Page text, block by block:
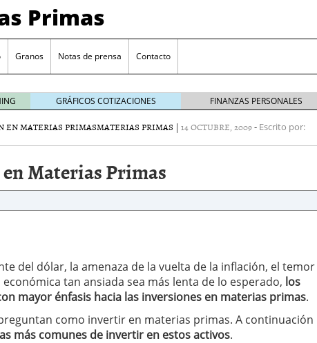
Primas
Granos Notas de prensa Contacto
Plataforma basada en blockchain para los negocios del sector
Primera plataforma de web tv del mundo dedicada a clubs
atletas desarrollada a través de tecnología Blockchain 27
GRÁFICOS COTIZACIONES FINANZAS PERSONALES
EN MATERIAS PRIMASMATERIAS PRIMAS | 14 OCTUBRE, 2009- Escrito por:
Materias Primas
del dólar, la amenaza de la vuelta de la inflación, el temor
tan ansiada sea más lenta de lo esperado, los
mayor énfasis hacia las inversiones en materias primas.
como invertir en materias primas. A continuación
más comunes de invertir en estos activos.